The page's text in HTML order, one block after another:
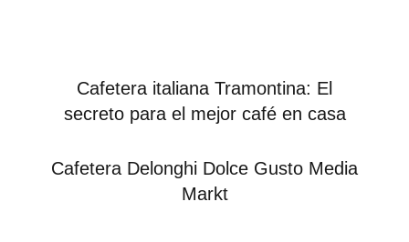
Cafetera italiana Tramontina: El
secreto para el mejor café en casa
Cafetera Delonghi Dolce Gusto Media
Markt